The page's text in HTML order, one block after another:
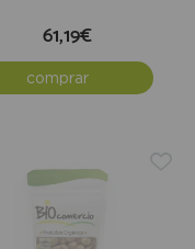
61,19€
comprar